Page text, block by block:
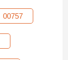
00757